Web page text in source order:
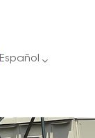
Español
English